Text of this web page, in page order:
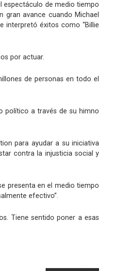
espectáculo de medio tiempo
avance cuando Michael
interpretó éxitos como “Billie
por actuar.
de personas en todo el
político a través de su himno
para ayudar a su iniciativa
contra la injusticia social y
presenta en el medio tiempo
efectivo”.
Tiene sentido poner a esas